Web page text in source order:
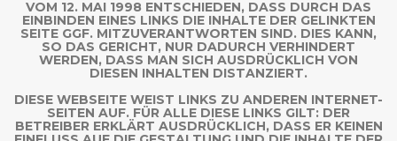
VOM 12. MAI 1998 ENTSCHIEDEN, DASS DURCH DAS
EINBINDEN EINES LINKS DIE INHALTE DER GELINKTEN
SEITE GGF. MITZUVERANTWORTEN SIND. DIES KANN,
SO DAS GERICHT, NUR DADURCH VERHINDERT
WERDEN, DASS MAN SICH AUSDRÜCKLICH VON
DIESEN INHALTEN DISTANZIERT.
DIESE WEBSEITE WEIST LINKS ZU ANDEREN INTERNET-
SEITEN AUF. FÜR ALLE DIESE LINKS GILT: DER
BETREIBER ERKLÄRT AUSDRÜCKLICH, DASS ER KEINEN